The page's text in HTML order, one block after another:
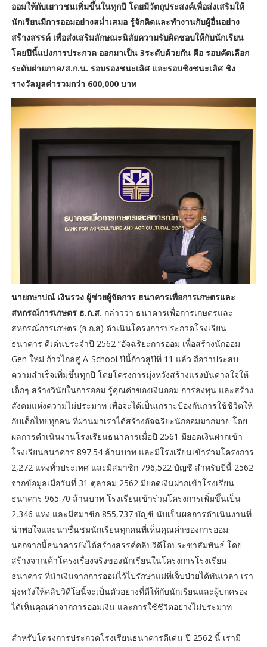
ออมให้กับเยาวชนเพิ่มขึ้นในทุกปี โดยมีวัตถุประสงค์เพื่อส่งเสริมให้
นักเรียนมีการออมอย่างสม่ำเสมอ รู้จักคิดและทำงานกับผู้อื่นอย่าง
สร้างสรรค์ เพื่อส่งเสริมลักษณะนิสัยความรับผิดชอบให้กับนักเรียน
โดยปีนี้แบ่งการประกวด ออกมาเป็น 3ระดับด้วยกัน คือ รอบคัดเลือก
ระดับฝ่ายภาค/ส.ก.น. รอบรองชนะเลิศ และรอบชิงชนะเลิศ ชิง
รางวัลมูลค่ารวมกว่า 600,000 บาท
นายกษาปณ์ เงินรวง ผู้ช่วยผู้จัดการ ธนาคารเพื่อการเกษตรและ
สหกรณ์การเกษตร ธ.ก.ส. กล่าวว่า ธนาคารเพื่อการเกษตรและ
สหกรณ์การเกษตร (ธ.ก.ส) ดำเนินโครงการประกวดโรงเรียน
ธนาคาร ดีเด่นประจำปี 2562 “อัจฉริยะการออม เพื่อสร้างนักออม
Gen ใหม่ ก้าวไกลสู่ A-School ปีนี้ก้าวสู่ปีที่ 11 แล้ว ถือว่าประสบ
ความสำเร็จเพิ่มขึ้นทุกปี โดยโครงการมุ่งหวังสร้างแรงบันดาลใจให้
เด็กๆ สร้างวินัยในการออม รู้คุณค่าของเงินออม การลงทุน และสร้าง
สังคมแห่งความไม่ประมาท เพื่อจะได้เป็นเกราะป้องกันการใช้ชีวิตให้
กับเด็กไทยทุกคน ที่ผ่านมาเราได้สร้างอัจฉริยะนักออมมากมาย โดย
ผลการดำเนินงานโรงเรียนธนาคารเมื่อปี 2561 มียอดเงินฝากเข้า
โรงเรียนธนาคาร 897.54 ล้านบาท และมีโรงเรียนเข้าร่วมโครงการ
2,272 แห่งทั่วประเทศ และมีสมาชิก 796,522 บัญชี สำหรับปีนี้ 2562
จากข้อมูลเมื่อวันที่ 31 ตุลาคม 2562 มียอดเงินฝากเข้าโรงเรียน
ธนาคาร 965.70 ล้านบาท โรงเรียนเข้าร่วมโครงการเพิ่มขึ้นเป็น
2,346 แห่ง และมีสมาชิก 855,737 บัญชี นับเป็นผลการดำเนินงานที่
น่าพอใจและน่าชื่นชมนักเรียนทุกคนที่เห็นคุณค่าของการออม
นอกจากนี้ธนาคารยังได้สร้างสรรค์คลิปวิดีโอประชาสัมพันธ์ โดย
สร้างจากเค้าโครงเรื่องจริงของนักเรียนในโครงการโรงเรียน
ธนาคาร ที่นำเงินจากการออมไว้ไปรักษาแม่ที่เจ็บป่วยได้ทันเวลา เรา
มุ่งหวังให้คลิปวิดีโอนี้จะเป็นตัวอย่างที่ดีให้กับนักเรียนและผู้ปกครอง
ได้เห็นคุณค่าจากการออมเงิน และการใช้ชีวิตอย่างไม่ประมาท
สำหรับโครงการประกวดโรงเรียนธนาคารดีเด่น ปี 2562 นี้ เรามี